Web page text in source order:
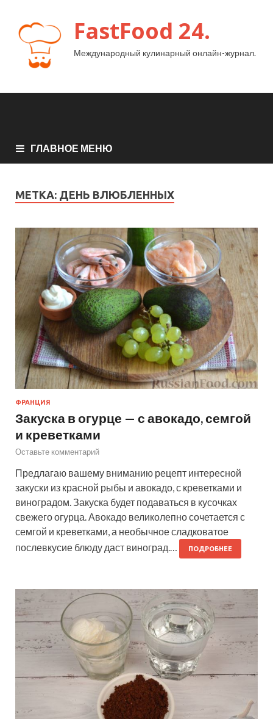
FastFood 24.
Международный кулинарный онлайн-журнал.
ГЛАВНОЕ МЕНЮ
МЕТКА: ДЕНЬ ВЛЮБЛЕННЫХ
ФРАНЦИЯ
Закуска в огурце — с авокадо, семгой
и креветками
Оставьте комментарий
Предлагаю вашему вниманию рецепт интересной
закуски из красной рыбы и авокадо, с креветками и
виноградом. Закуска будет подаваться в кусочках
свежего огурца. Авокадо великолепно сочетается с
семгой и креветками, а необычное сладковатое
послевкусие блюду даст виноград.…
ПОДРОБНЕЕ